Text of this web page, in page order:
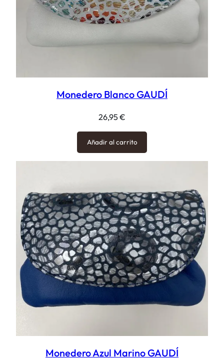
Monedero Blanco GAUDÍ
26,95€
Añadir al carrito
Monedero Azul Marino GAUDÍ